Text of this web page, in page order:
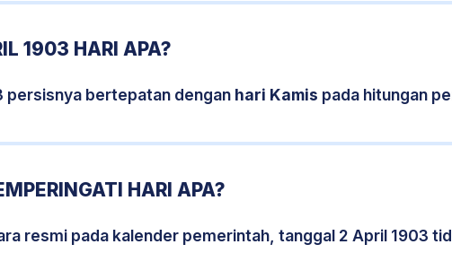
1903 HARI APA?
persisnya bertepatan dengan hari Kamis pada hitungan
HARI APA?
resmi pada kalender pemerintah, tanggal 2 April 1903